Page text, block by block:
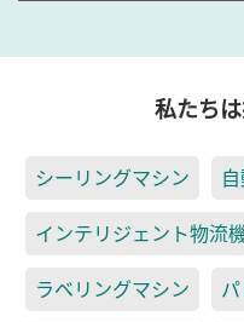
私たち
シーリングマシン
インテリジェント物流
ラベリングマシン